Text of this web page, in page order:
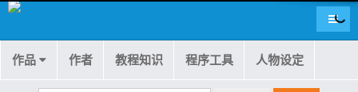
导航
作品 作者 教程知识 程序工具 人物设定